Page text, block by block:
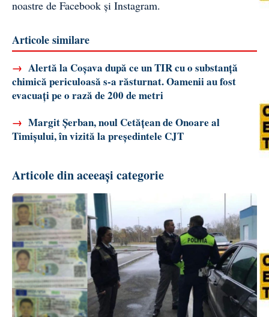
noastre de Facebook și Instagram.
Articole similare
→ Alertă la Coșava după ce un TIR cu o substanță
chimică periculoasă s-a răsturnat. Oamenii au fost
evacuați pe o rază de 200 de metri
→ Margit Șerban, noul Cetățean de Onoare al
Timișului, în vizită la președintele CJT
Articole din aceeași categorie